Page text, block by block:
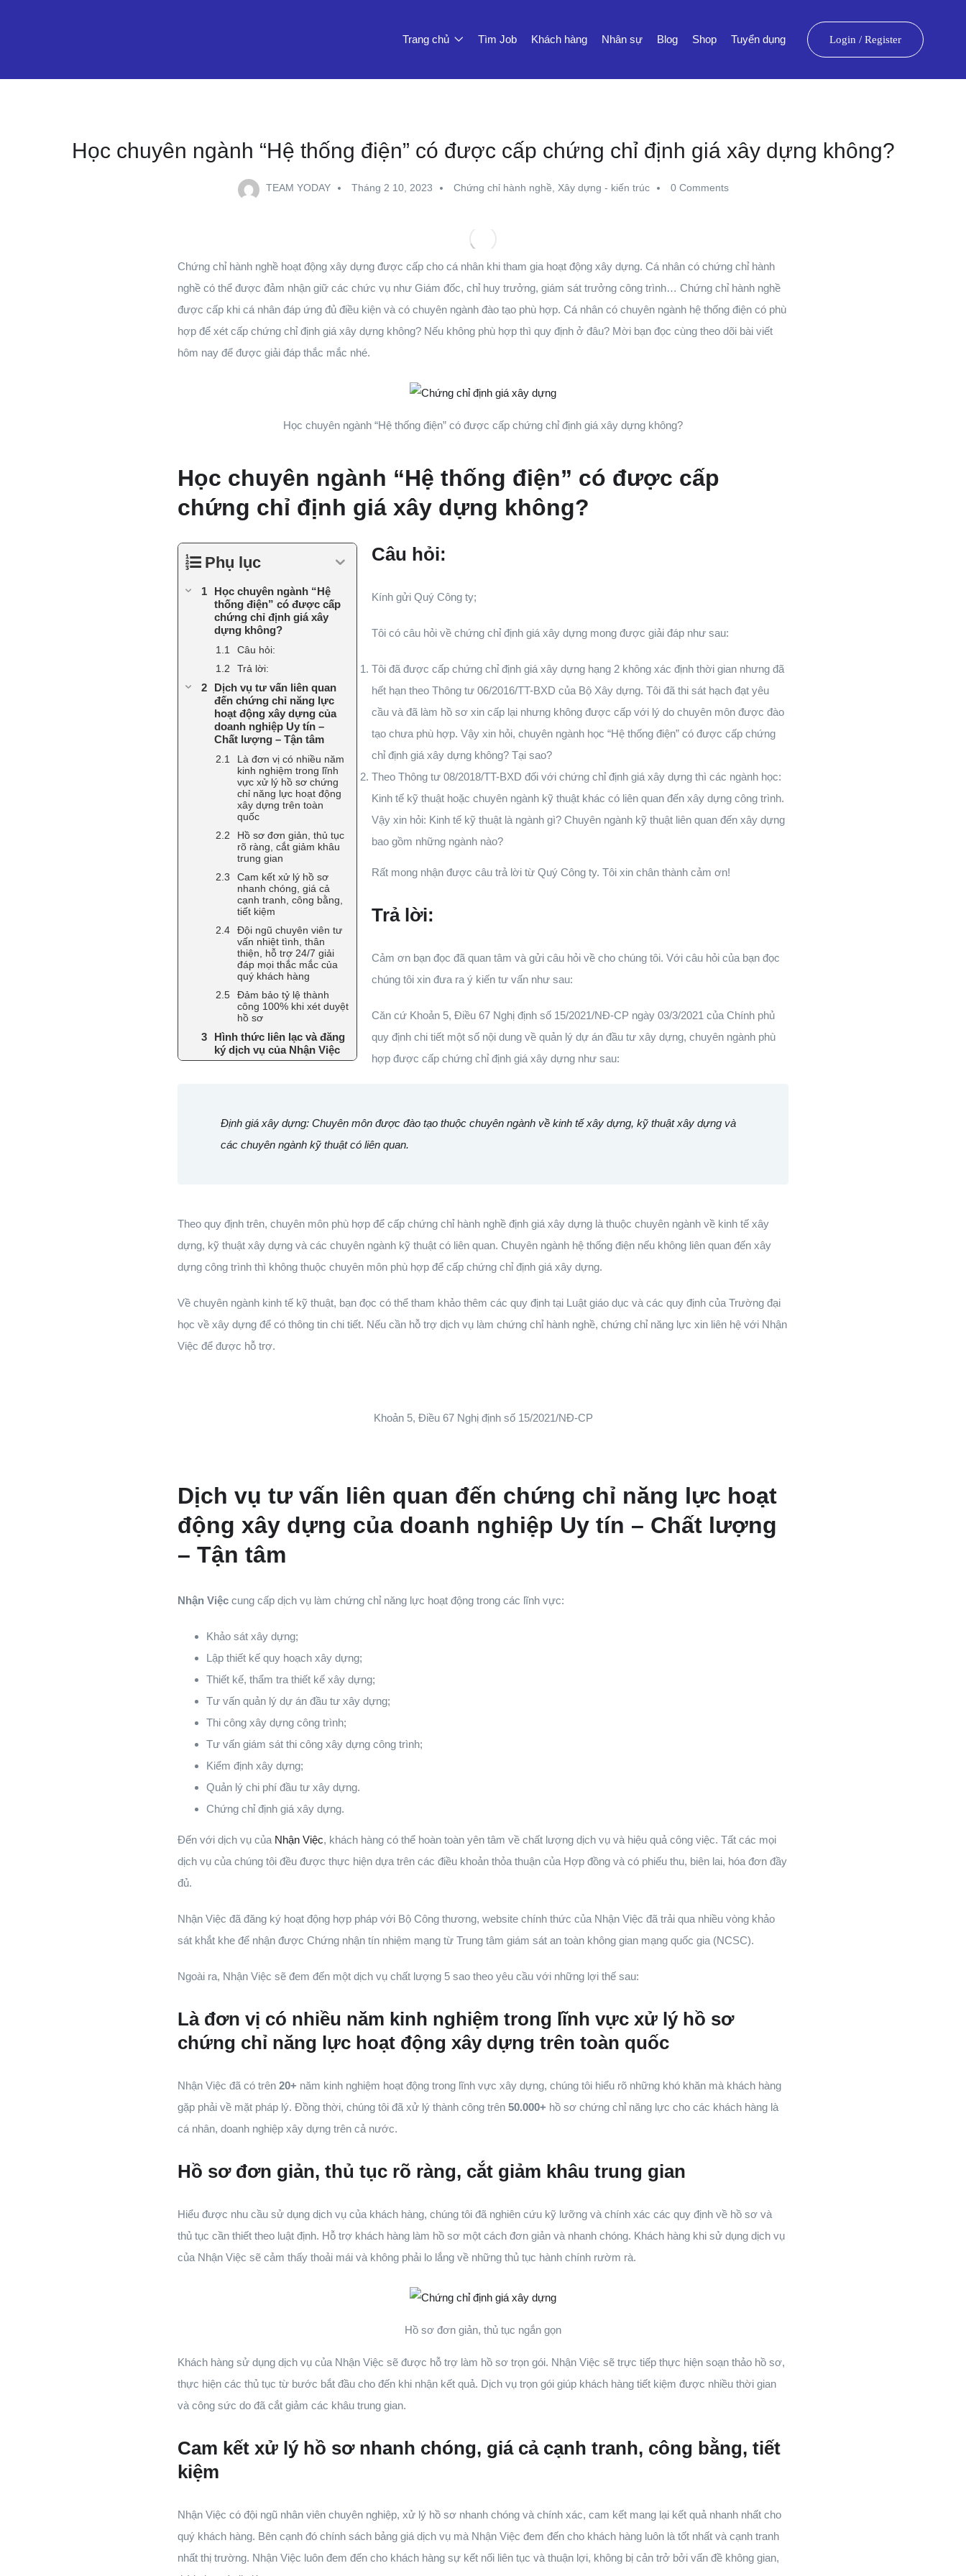
Trang chủ Tìm Job Khách hàng Nhân sự Blog Shop Tuyển dụng Login / Register
Học chuyên ngành “Hệ thống điện” có được cấp chứng chỉ định giá xây dựng không?
TEAM YODAY Tháng 2 10, 2023 Chứng chỉ hành nghề Xây dựng - kiến trúc 0 Comments
Chứng chỉ hành nghề hoạt động xây dựng được cấp cho cá nhân khi tham gia hoạt động xây dựng. Cá nhân có chứng chỉ hành
nghề có thể được đảm nhận giữ các chức vụ như Giám đốc, chỉ huy trưởng, giám sát trưởng công trình… Chứng chỉ hành nghề
được cấp khi cá nhân đáp ứng đủ điều kiện và có chuyên ngành đào tạo phù hợp. Cá nhân có chuyên ngành hệ thống điện có phù
hợp để xét cấp chứng chỉ định giá xây dựng không? Nếu không phù hợp thì quy định ở đâu? Mời bạn đọc cùng theo dõi bài viết
hôm nay để được giải đáp thắc mắc nhé.
Học chuyên ngành “Hệ thống điện” có được cấp chứng chỉ định giá xây dựng không?
Học chuyên ngành “Hệ thống điện” có được cấp
chứng chỉ định giá xây dựng không?
Phụ lục
Học chuyên ngành “Hệ
thống điện” có được cấp
chứng chỉ định giá xây
dựng không?
Câu hỏi:
Trả lời:
Dịch vụ tư vấn liên quan
đến chứng chỉ năng lực
hoạt động xây dựng của
doanh nghiệp Uy tín –
Chất lượng – Tận tâm
Là đơn vị có nhiều năm
kinh nghiệm trong lĩnh
vực xử lý hồ sơ chứng
chỉ năng lực hoạt động
xây dựng trên toàn
quốc
Hồ sơ đơn giản, thủ tục
rõ ràng, cắt giảm khâu
trung gian
Cam kết xử lý hồ sơ
nhanh chóng, giá cả
cạnh tranh, công bằng,
tiết kiệm
Đội ngũ chuyên viên tư
vấn nhiệt tình, thân
thiện, hỗ trợ 24/7 giải
đáp mọi thắc mắc của
quý khách hàng
Đảm bảo tỷ lệ thành
công 100% khi xét duyệt
hồ sơ
Hình thức liên lạc và đăng
ký dịch vụ của Nhận Việc
Câu hỏi:
Kính gửi Quý Công ty;
Tôi có câu hỏi về chứng chỉ định giá xây dựng mong được giải đáp như sau:
Tôi đã được cấp chứng chỉ định giá xây dựng hạng 2 không xác định thời gian nhưng đã
hết hạn theo Thông tư 06/2016/TT-BXD của Bộ Xây dựng. Tôi đã thi sát hạch đạt yêu
cầu và đã làm hồ sơ xin cấp lại nhưng không được cấp với lý do chuyên môn được đào
tạo chưa phù hợp. Vậy xin hỏi, chuyên ngành học “Hệ thống điện” có được cấp chứng
chỉ định giá xây dựng không? Tại sao?
Theo Thông tư 08/2018/TT-BXD đối với chứng chỉ định giá xây dựng thì các ngành học:
Kinh tế kỹ thuật hoặc chuyên ngành kỹ thuật khác có liên quan đến xây dựng công trình.
Vậy xin hỏi: Kinh tế kỹ thuật là ngành gì? Chuyên ngành kỹ thuật liên quan đến xây dựng
bao gồm những ngành nào?
Rất mong nhận được câu trả lời từ Quý Công ty. Tôi xin chân thành cảm ơn!
Trả lời:
Cảm ơn bạn đọc đã quan tâm và gửi câu hỏi về cho chúng tôi. Với câu hỏi của bạn đọc
chúng tôi xin đưa ra ý kiến tư vấn như sau:
Căn cứ Khoản 5, Điều 67 Nghị định số 15/2021/NĐ-CP ngày 03/3/2021 của Chính phủ
quy định chi tiết một số nội dung về quản lý dự án đầu tư xây dựng, chuyên ngành phù
hợp được cấp chứng chỉ định giá xây dựng như sau:
Định giá xây dựng: Chuyên môn được đào tạo thuộc chuyên ngành về kinh tế xây dựng, kỹ thuật xây dựng và
các chuyên ngành kỹ thuật có liên quan.
Theo quy định trên, chuyên môn phù hợp để cấp chứng chỉ hành nghề định giá xây dựng là thuộc chuyên ngành về kinh tế xây
dựng, kỹ thuật xây dựng và các chuyên ngành kỹ thuật có liên quan. Chuyên ngành hệ thống điện nếu không liên quan đến xây
dựng công trình thì không thuộc chuyên môn phù hợp để cấp chứng chỉ định giá xây dựng.
Về chuyên ngành kinh tế kỹ thuật, bạn đọc có thể tham khảo thêm các quy định tại Luật giáo dục và các quy định của Trường đại
học về xây dựng để có thông tin chi tiết. Nếu cần hỗ trợ dịch vụ làm chứng chỉ hành nghề, chứng chỉ năng lực xin liên hệ với Nhận
Việc để được hỗ trợ.
Khoản 5, Điều 67 Nghị định số 15/2021/NĐ-CP
Dịch vụ tư vấn liên quan đến chứng chỉ năng lực hoạt
động xây dựng của doanh nghiệp Uy tín – Chất lượng
– Tận tâm
Nhận Việc cung cấp dịch vụ làm chứng chỉ năng lực hoạt động trong các lĩnh vực:
Khảo sát xây dựng;
Lập thiết kế quy hoạch xây dựng;
Thiết kế, thẩm tra thiết kế xây dựng;
Tư vấn quản lý dự án đầu tư xây dựng;
Thi công xây dựng công trình;
Tư vấn giám sát thi công xây dựng công trình;
Kiểm định xây dựng;
Quản lý chi phí đầu tư xây dựng.
Chứng chỉ định giá xây dựng.
Đến với dịch vụ của Nhận Việc, khách hàng có thể hoàn toàn yên tâm về chất lượng dịch vụ và hiệu quả công việc. Tất các mọi
dịch vụ của chúng tôi đều được thực hiện dựa trên các điều khoản thỏa thuận của Hợp đồng và có phiếu thu, biên lai, hóa đơn đầy
đủ.
Nhận Việc đã đăng ký hoạt động hợp pháp với Bộ Công thương, website chính thức của Nhận Việc đã trải qua nhiều vòng khảo
sát khắt khe để nhận được Chứng nhận tín nhiệm mạng từ Trung tâm giám sát an toàn không gian mạng quốc gia (NCSC).
Ngoài ra, Nhận Việc sẽ đem đến một dịch vụ chất lượng 5 sao theo yêu cầu với những lợi thế sau:
Là đơn vị có nhiều năm kinh nghiệm trong lĩnh vực xử lý hồ sơ
chứng chỉ năng lực hoạt động xây dựng trên toàn quốc
Nhận Việc đã có trên 20+ năm kinh nghiệm hoạt động trong lĩnh vực xây dựng, chúng tôi hiểu rõ những khó khăn mà khách hàng
gặp phải về mặt pháp lý. Đồng thời, chúng tôi đã xử lý thành công trên 50.000+ hồ sơ chứng chỉ năng lực cho các khách hàng là
cá nhân, doanh nghiệp xây dựng trên cả nước.
Hồ sơ đơn giản, thủ tục rõ ràng, cắt giảm khâu trung gian
Hiểu được nhu cầu sử dụng dịch vụ của khách hàng, chúng tôi đã nghiên cứu kỹ lưỡng và chính xác các quy định về hồ sơ và
thủ tục cần thiết theo luật định. Hỗ trợ khách hàng làm hồ sơ một cách đơn giản và nhanh chóng. Khách hàng khi sử dụng dịch vụ
của Nhận Việc sẽ cảm thấy thoải mái và không phải lo lắng về những thủ tục hành chính rườm rà.
Hồ sơ đơn giản, thủ tục ngắn gọn
Khách hàng sử dụng dịch vụ của Nhận Việc sẽ được hỗ trợ làm hồ sơ trọn gói. Nhận Việc sẽ trực tiếp thực hiện soạn thảo hồ sơ,
thực hiện các thủ tục từ bước bắt đầu cho đến khi nhận kết quả. Dịch vụ trọn gói giúp khách hàng tiết kiệm được nhiều thời gian
và công sức do đã cắt giảm các khâu trung gian.
Cam kết xử lý hồ sơ nhanh chóng, giá cả cạnh tranh, công bằng, tiết
kiệm
Nhận Việc có đội ngũ nhân viên chuyên nghiệp, xử lý hồ sơ nhanh chóng và chính xác, cam kết mang lại kết quả nhanh nhất cho
quý khách hàng. Bên cạnh đó chính sách bảng giá dịch vụ mà Nhận Việc đem đến cho khách hàng luôn là tốt nhất và cạnh tranh
nhất thị trường. Nhận Việc luôn đem đến cho khách hàng sự kết nối liên tục và thuận lợi, không bị cản trở bởi vấn đề không gian,